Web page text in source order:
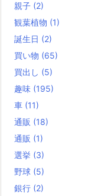
親子 (2)
観葉植物 (1)
誕生日 (2)
買い物 (65)
買出し (5)
趣味 (195)
車 (11)
通販 (18)
通販 (1)
選挙 (3)
野球 (5)
銀行 (2)